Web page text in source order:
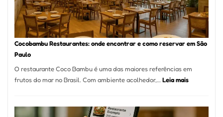
Paulo:
Um
Guia
Definitivo
Alta
Gastronomia
Cocobambu Restaurantes: onde encontrar e como reservar em São
Paulo
O restaurante Coco Bambu é uma das maiores referências em
frutos do mar no Brasil. Com ambiente acolhedor,… Leia mais: